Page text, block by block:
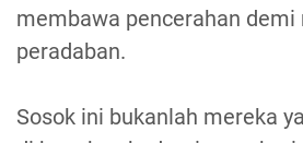
membawa pencerahan
peradaban.
Sosok ini bukanlah mereka